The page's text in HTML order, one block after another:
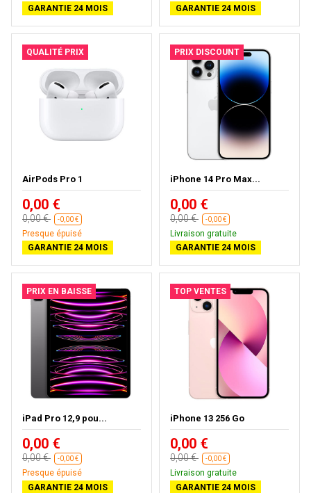
GARANTIE 24 MOIS
GARANTIE 24 MOIS
QUALITÉ PRIX
AirPods Pro 1
0,00 €
0,00 € -0,00 €
Presque épuisé
GARANTIE 24 MOIS
PRIX DISCOUNT
iPhone 14 Pro Max...
0,00 €
0,00 € -0,00 €
Livraison gratuite
GARANTIE 24 MOIS
PRIX EN BAISSE
iPad Pro 12,9 pou...
0,00 €
0,00 € -0,00 €
Presque épuisé
GARANTIE 24 MOIS
TOP VENTES
iPhone 13 256 Go
0,00 €
0,00 € -0,00 €
Livraison gratuite
GARANTIE 24 MOIS